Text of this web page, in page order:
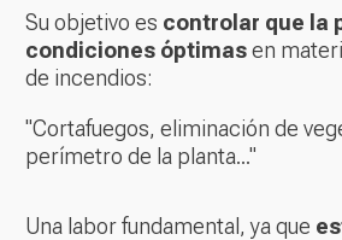
Su objetivo es controlar que la
condiciones óptimasen
de incendios:
"Cortafuegos, eliminación de
perímetro de la planta..."
Una labor fundamental, ya que